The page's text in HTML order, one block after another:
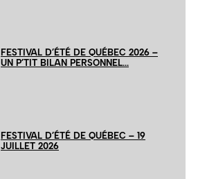
FESTIVAL D’ÉTÉ DE QUÉBEC 2026 –
UN P’TIT BILAN PERSONNEL…
FESTIVAL D’ÉTÉ DE QUÉBEC – 19
JUILLET 2026